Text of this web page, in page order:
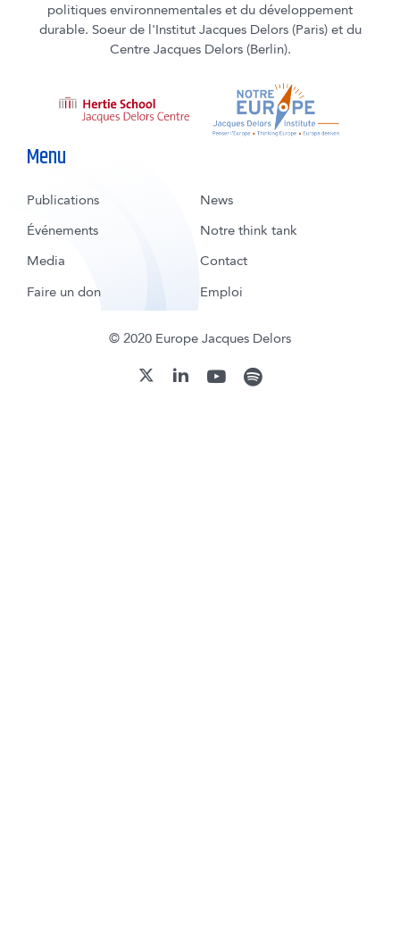
politiques environnementales et du développement
durable. Soeur de l'Institut Jacques Delors (Paris) et du
Centre Jacques Delors (Berlin).
Menu
Publications
News
Événements
Notre think tank
Media
Contact
Faire un don
Emploi
© 2020 Europe Jacques Delors
twitterlinkedinyoutubespotify